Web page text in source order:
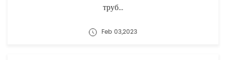
труб...
Feb 03,2023